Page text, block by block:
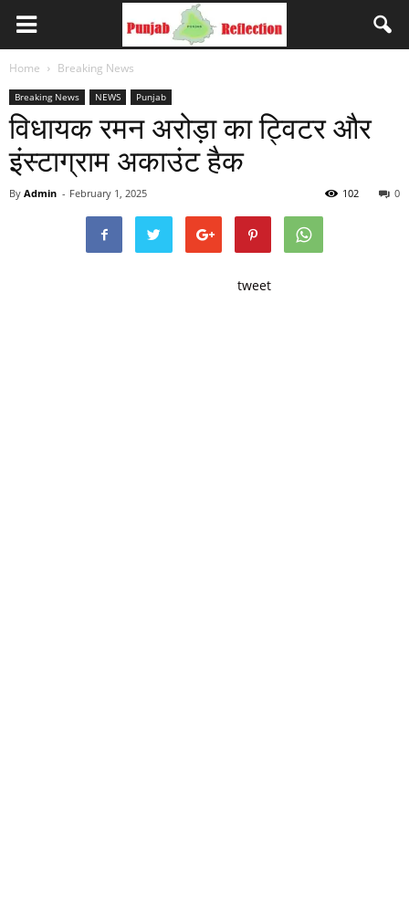
Home Breaking News
Breaking News NEWS Punjab
विधायक रमन अरोड़ा का ट्विटर और
इंस्टाग्राम अकाउंट हैक
By Admin - February 1, 2025 0
102
tweet